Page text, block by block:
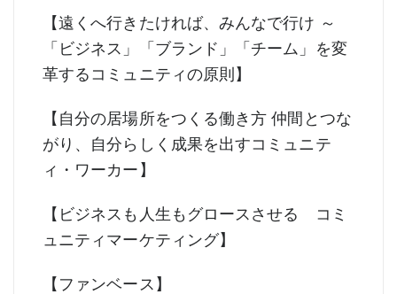
【遠くへ行きたければ、みんなで行け ～
「ビジネス」「ブランド」「チーム」を変
革するコミュニティの原則】
【自分の居場所をつくる働き方 仲間とつな
がり、自分らしく成果を出すコミュニテ
ィ・ワーカー】
【ビジネスも人生もグロースさせる コミ
ュニティマーケティング】
【ファンベース】